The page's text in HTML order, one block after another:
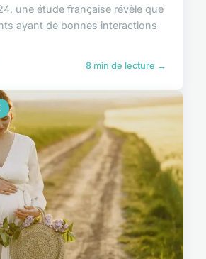
une étude française révèle que
ayant de bonnes interactions
8 min de lecture →